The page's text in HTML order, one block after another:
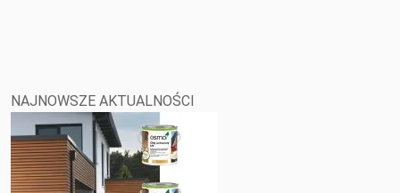
NAJNOWSZE AKTUALNOŚCI